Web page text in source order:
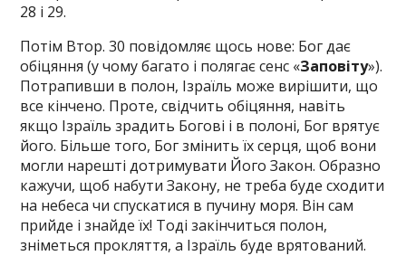
28 і 29.
Потім Втор. 30 повідомляє щось нове: Бог дає
обіцяння (у чому багато і полягає сенс «Заповіту»).
Потрапивши в полон, Ізраїль може вирішити, що
все кінчено. Проте, свідчить обіцяння, навіть
якщо Ізраїль зрадить Богові і в полоні, Бог врятує
його. Більше того, Бог змінить їх серця, щоб вони
могли нарешті дотримувати Його Закон. Образно
кажучи, щоб набути Закону, не треба буде сходити
на небеса чи спускатися в пучину моря. Він сам
прийде і знайде їх! Тоді закінчиться полон,
зніметься прокляття, а Ізраїль буде врятований.